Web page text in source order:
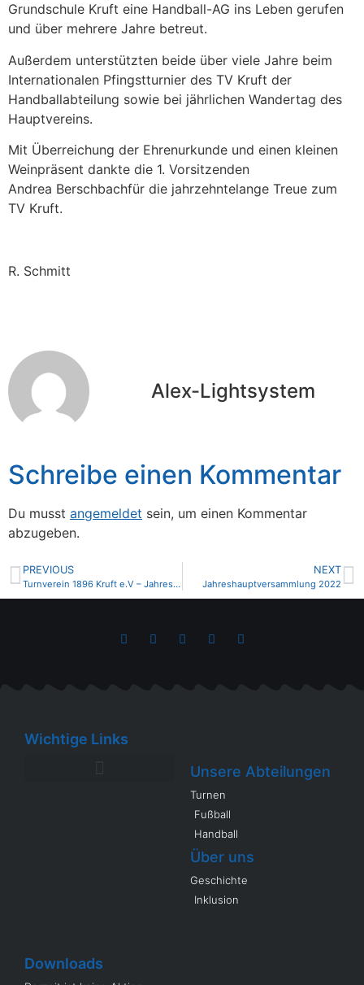
Grundschule Kruft eine Handball-AG ins Leben gerufen
und über mehrere Jahre betreut.
Außerdem unterstützten beide über viele Jahre beim
Internationalen Pfingstturnier des TV Kruft der
Handballabteilung sowie bei jährlichen Wandertag des
Hauptvereins.
Mit Überreichung der Ehrenurkunde und einen kleinen
Weinpräsent dankte die 1. Vorsitzenden
Andrea Berschbachfür die jahrzehntelange Treue zum
TV Kruft.
R. Schmitt
Alex-Lightsystem
Schreibe einen Kommentar
Du musst angemeldet sein, um einen Kommentar
abzugeben.
PREVIOUS
Turnverein 1896 Kruft e.V – Jahreshauptversammlung
NEXT
Jahreshauptversammlung 2022
Wichtige Links
Unsere Abteilungen
Turnen
Fußball
Handball
Über uns
Geschichte
Inklusion
Downloads